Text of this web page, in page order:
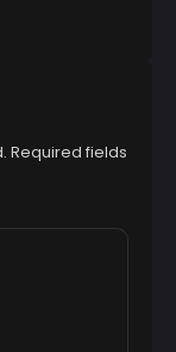
Required fields